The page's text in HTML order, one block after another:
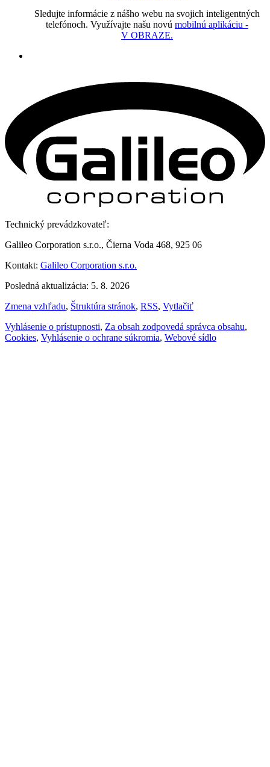
Sledujte informácie z nášho webu na svojich inteligentných
telefónoch. Využívajte našu novú mobilnú aplikáciu -
V OBRAZE.
Technický prevádzkovateľ:
Galileo Corporation s.r.o., Čierna Voda 468, 925 06
Kontakt: Galileo Corporation s.r.o.
Posledná aktualizácia: 5. 8. 2026
Zmena vzhľadu, Štruktúra stránok, RSS, Vytlačiť
Vyhlásenie o prístupnosti, Za obsah zodpovedá správca obsahu,
Cookies, Vyhlásenie o ochrane súkromia, Webové sídlo